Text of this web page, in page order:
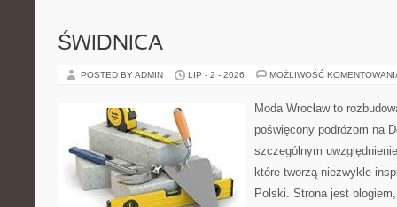
ŚWIDNICA
POSTED BY ADMIN LIP - 2 - 2026 MOŻLIWOŚĆ
Moda Wrocław to
poświęcony podróżom na
szczególnym
które tworzą niezwykle
Polski. Strona jest